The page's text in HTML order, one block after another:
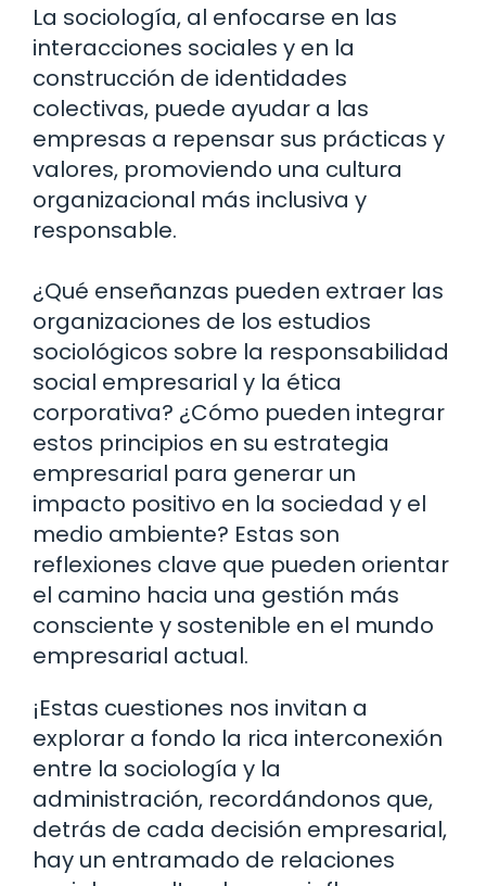
La sociología, al enfocarse en las
interacciones sociales y en la
construcción de identidades
colectivas, puede ayudar a las
empresas a repensar sus prácticas y
valores, promoviendo una cultura
organizacional más inclusiva y
responsable.
¿Qué enseñanzas pueden extraer las
organizaciones de los estudios
sociológicos sobre la responsabilidad
social empresarial y la ética
corporativa? ¿Cómo pueden integrar
estos principios en su estrategia
empresarial para generar un
impacto positivo en la sociedad y el
medio ambiente? Estas son
reflexiones clave que pueden orientar
el camino hacia una gestión más
consciente y sostenible en el mundo
empresarial actual.
¡Estas cuestiones nos invitan a
explorar a fondo la rica interconexión
entre la sociología y la
administración, recordándonos que,
detrás de cada decisión empresarial,
hay un entramado de relaciones